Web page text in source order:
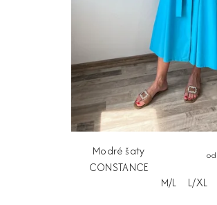
Modré šaty
CONSTANCE
od
M/L
L/XL